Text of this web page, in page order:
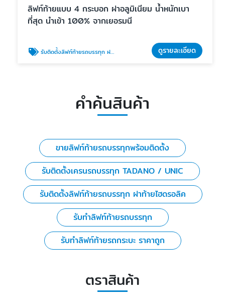
ลิฟท์ท้ายแบบ 4 กระบอก ฝาอลูมิเนียม น้ำหนักเบา
ที่สุด นำเข้า 100% จากเยอรมนี
รับติดตั้งลิฟท์ท้ายรถบรรทุก ฝาท้ายไฮดรอลิค ดูรายละเอียด
คำค้นสินค้า
ขายลิฟท์ท้ายรถบรรทุกพร้อมติดตั้ง
รับติดตั้งเครนรถบรรทุก TADANO / UNIC
รับติดตั้งลิฟท์ท้ายรถบรรทุก ฝาท้ายไฮดรอลิค
รับทำลิฟท์ท้ายรถบรรทุก
รับทำลิฟท์ท้ายรถกระบะ ราคาถูก
ตราสินค้า